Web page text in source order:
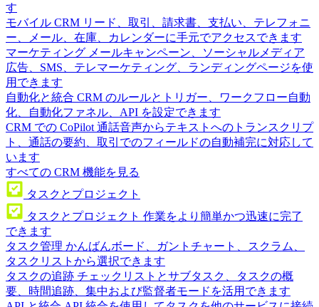
す
モバイル CRM リード、取引、請求書、支払い、テレフォニ
ー、メール、在庫、カレンダーに手元でアクセスできます
マーケティング メールキャンペーン、ソーシャルメディア
広告、SMS、テレマーケティング、ランディングページを使
用できます
自動化と統合 CRM のルールとトリガー、ワークフロー自動
化、自動化ファネル、API を設定できます
CRM での CoPilot 通話音声からテキストへのトランスクリプ
ト、通話の要約、取引でのフィールドの自動補完に対応して
います
すべての CRM 機能を見る
タスクとプロジェクト
タスクとプロジェクト 作業をより簡単かつ迅速に完了
できます
タスク管理 かんばんボード、ガントチャート、スクラム、
タスクリストから選択できます
タスクの追跡 チェックリストとサブタスク、タスクの概
要、時間追跡、集中および監督者モードを活用できます